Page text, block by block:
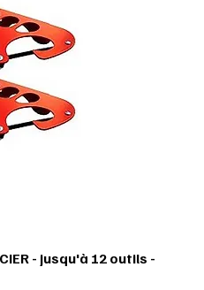
- jusqu'à 12 outils -